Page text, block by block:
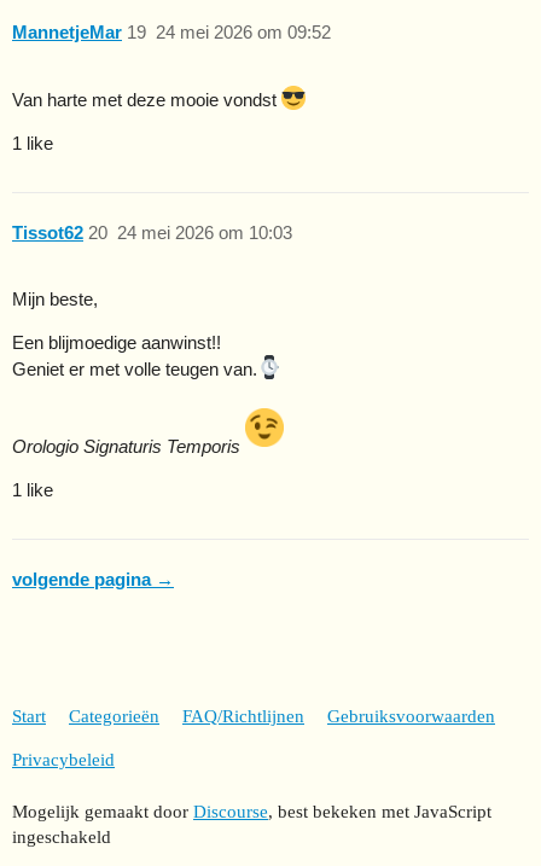
MannetjeMar 24 mei 2026 om 09:52
19
Van harte met deze mooie vondst
1 like
Tissot62 24 mei 2026 om 10:03
20
Mijn beste,
Een blijmoedige aanwinst!!
Geniet er met volle teugen van.
Orologio Signaturis Temporis
1 like
volgende pagina →
Start Categorieën FAQ/Richtlijnen Gebruiksvoorwaarden
Privacybeleid
Mogelijk gemaakt door Discourse, best bekeken met JavaScript
ingeschakeld